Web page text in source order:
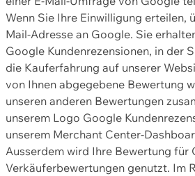
Wenn Sie Ihre Einwilligung erteilen,
Mail-Adresse an Google. Sie
Google Kundenrezensionen, in der
die Kauferfahrung auf unserer
von Ihnen abgegebene Bewertung
unseren anderen Bewertungen
unserem Logo Google
unserem Merchant Center-
Ausserdem wird Ihre Bewertung für
Verkäuferbewertungen genutzt. Im